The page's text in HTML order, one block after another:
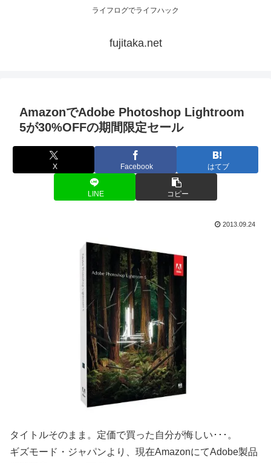
ライフログでライフハック
fujitaka.net
AmazonでAdobe Photoshop Lightroom
5が30%OFFの期間限定セール
X Facebook はてブ
LINE コピー
2013.09.24
タイトルそのまま。定価で買った自分が悔しい･･･。
ギズモード・ジャパンより、現在AmazonにてAdobe製品